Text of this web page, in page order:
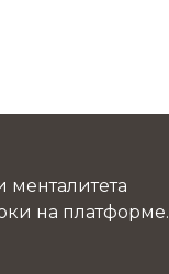
менталитета
на платформе.